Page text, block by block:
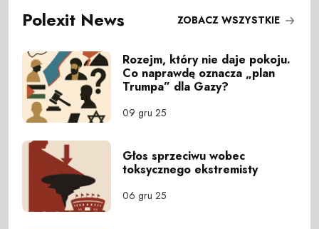
Polexit News ZOBACZ WSZYSTKIE
Rozejm, który nie daje pokoju.
Co naprawdę oznacza „plan
Trumpa” dla Gazy?
09 gru 25
Głos sprzeciwu wobec
toksycznego ekstremisty
06 gru 25